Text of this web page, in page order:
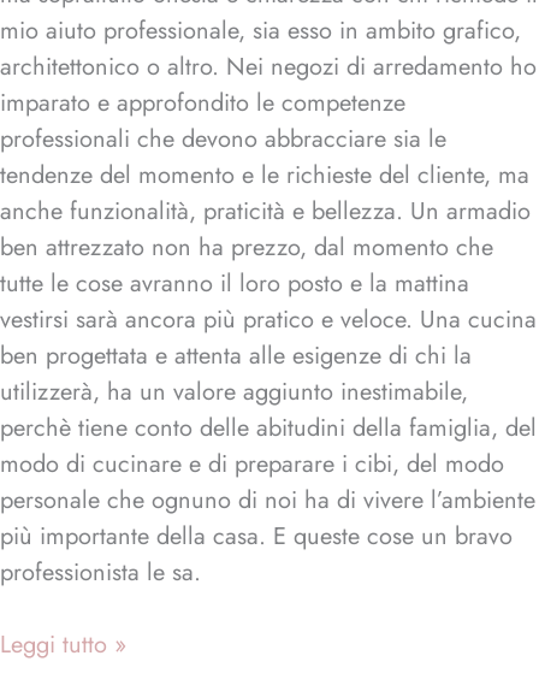
mio aiuto professionale, sia esso in ambito grafico,
architettonico o altro. Nei negozi di arredamento ho
imparato e approfondito le competenze
professionali che devono abbracciare sia le
tendenze del momento e le richieste del cliente, ma
anche funzionalità, praticità e bellezza. Un armadio
ben attrezzato non ha prezzo, dal momento che
tutte le cose avranno il loro posto e la mattina
vestirsi sarà ancora più pratico e veloce. Una cucina
ben progettata e attenta alle esigenze di chi la
utilizzerà, ha un valore aggiunto inestimabile,
perchè tiene conto delle abitudini della famiglia, del
modo di cucinare e di preparare i cibi, del modo
personale che ognuno di noi ha di vivere l’ambiente
più importante della casa. E queste cose un bravo
professionista le sa.
Leggi tutto »